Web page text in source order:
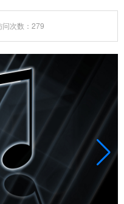
次数：279